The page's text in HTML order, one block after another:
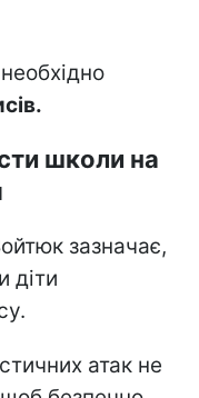
школи на
зазначає,
діти
атак не